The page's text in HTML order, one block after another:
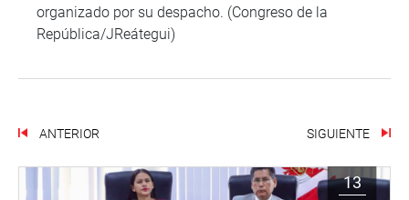
organizado por su despacho. (Congreso de la
República/JReátegui)
ANTERIOR SIGUIENTE
13